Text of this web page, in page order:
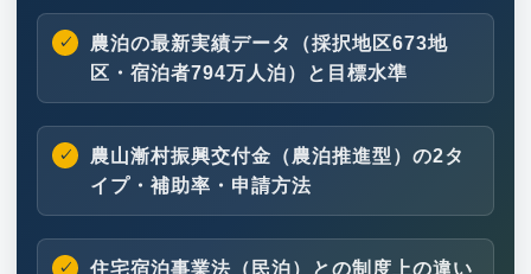
農泊の最新実績データ（採択地区673地
区・宿泊者794万人泊）と目標水準
農山漸村振興交付金（農泊推進型）の2タ
イプ・補助率・申請方法
住宅宿泊事業法（民泊）との制度上の違い